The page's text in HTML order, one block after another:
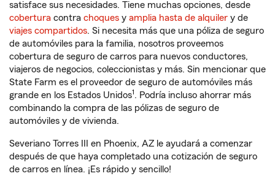
satisface sus necesidades. Tiene muchas opciones, desde
cobertura contra choques y amplia hasta de alquiler y de
viajes compartidos. Si necesita más que una póliza de seguro
de automóviles para la familia, nosotros proveemos
cobertura de seguro de carros para nuevos conductores,
viajeros de negocios, coleccionistas y más. Sin mencionar que
State Farm es el proveedor de seguro de automóviles más
grande en los Estados Unidos1. Podría incluso ahorrar más
combinando la compra de las pólizas de seguro de
automóviles y de vivienda.
Severiano Torres III en Phoenix, AZ le ayudará a comenzar
después de que haya completado una cotización de seguro
de carros en línea. ¡Es rápido y sencillo!